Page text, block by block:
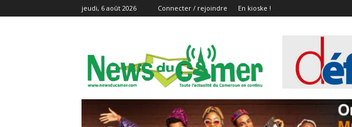
jeudi, 6 août 2026 Connecter / rejoindre En kioske !